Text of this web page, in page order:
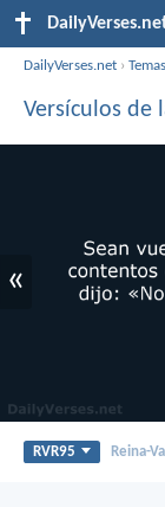
DailyVerses.net ›Temas
Versículos de
«
RVR95 Reina-